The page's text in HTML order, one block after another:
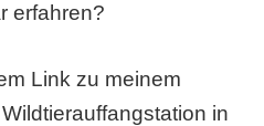
erfahren?
Link zu meinem
in